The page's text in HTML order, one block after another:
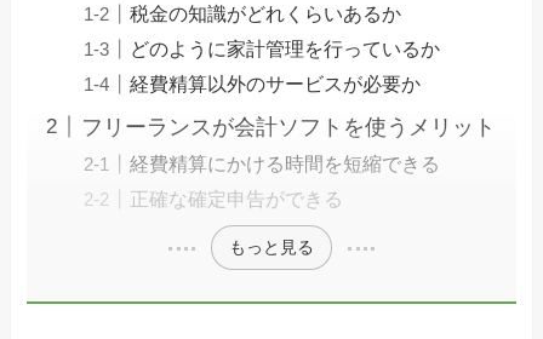
税金の知識がどれくらいあるか
どのように家計管理を行っているか
経費精算以外のサービスが必要か
フリーランスが会計ソフトを使うメリット
経費精算にかける時間を短縮できる
正確な確定申告ができる
もっと見る